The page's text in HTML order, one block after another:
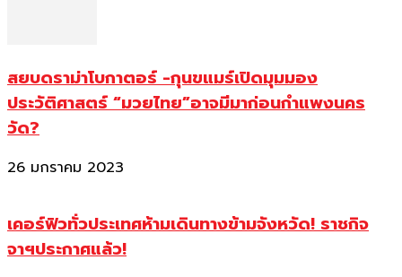
สยบดราม่าโบกาตอร์ -กุนขแมร์เปิดมุมมอง
ประวัติศาสตร์ “มวยไทย”อาจมีมาก่อนกำแพงนคร
วัด?
26 มกราคม 2023
เคอร์ฟิวทั่วประเทศห้ามเดินทางข้ามจังหวัด! ราชกิจ
จาฯประกาศแล้ว!